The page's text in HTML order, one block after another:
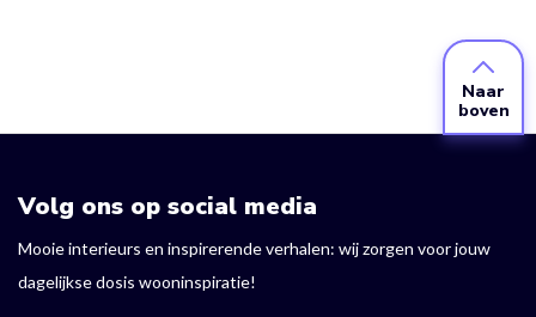
Naar
boven
Volg ons op social media
Mooie interieurs en inspirerende verhalen: wij zorgen voor jouw
dagelijkse dosis wooninspiratie!